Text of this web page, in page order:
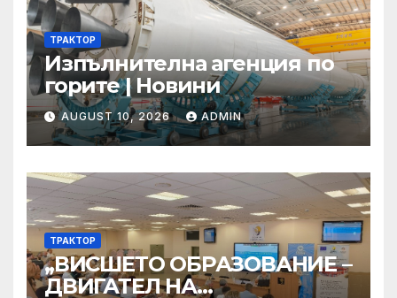
ТРАКТОР
Изпълнителна агенция по
горите | Новини
AUGUST 10, 2026 ADMIN
ТРАКТОР
„ВИСШЕТО ОБРАЗОВАНИЕ –
ДВИГАТЕЛ НА